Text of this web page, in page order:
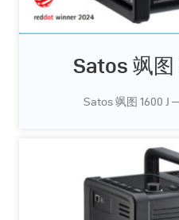
Satos 飒图
Satos 飒图 1600 J